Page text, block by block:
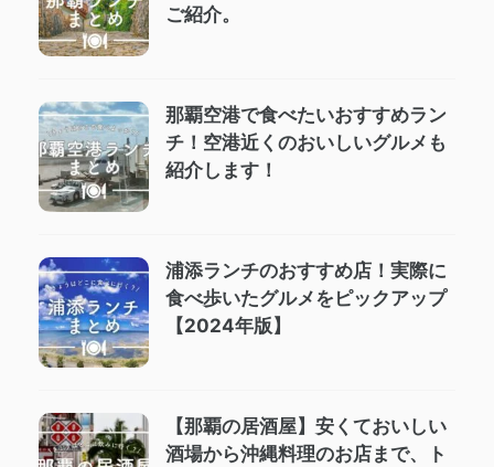
ご紹介。
那覇空港で食べたいおすすめラン
チ！空港近くのおいしいグルメも
紹介します！
浦添ランチのおすすめ店！実際に
食べ歩いたグルメをピックアップ
【2024年版】
【那覇の居酒屋】安くておいしい
酒場から沖縄料理のお店まで、ト